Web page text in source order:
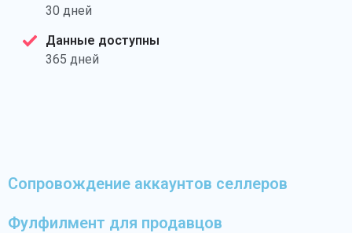
30 дней
Данные доступны
365 дней
Сопровождение аккаунтов селлеров
Фулфилмент для продавцов